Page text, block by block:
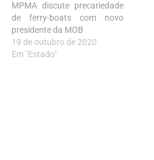
MPMA discute precariedade
de ferry-boats com novo
presidente da MOB
19 de outubro de 2020
Em "Estado"